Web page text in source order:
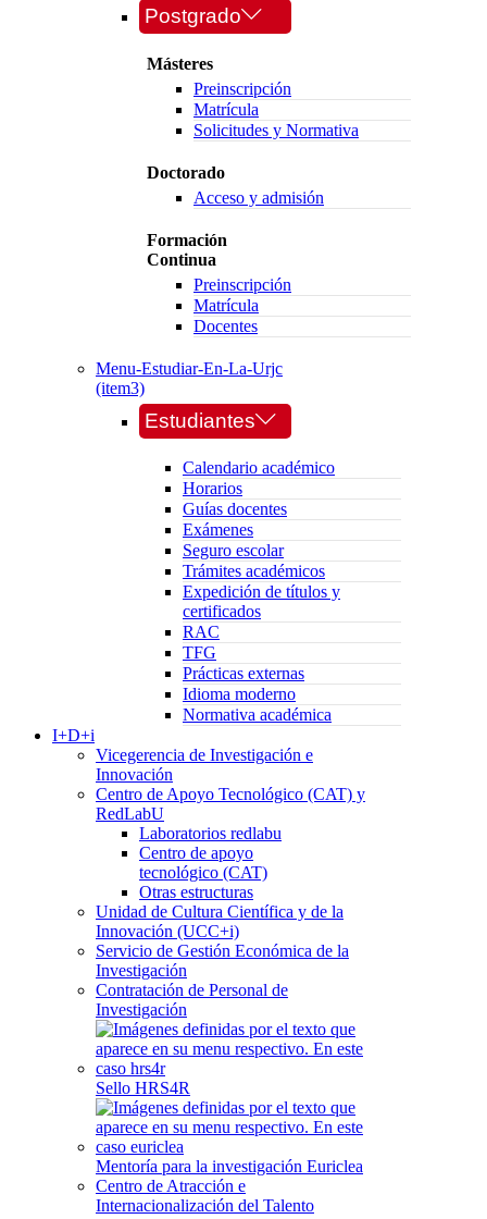
Postgrado
Másteres
Preinscripción
Matrícula
Solicitudes y Normativa
Doctorado
Acceso y admisión
Formación
Continua
Preinscripción
Matrícula
Docentes
Menu-Estudiar-En-La-Urjc
(item3)
Estudiantes
Calendario académico
Horarios
Guías docentes
Exámenes
Seguro escolar
Trámites académicos
Expedición de títulos y
certificados
RAC
TFG
Prácticas externas
Idioma moderno
Normativa académica
I+D+i
Vicegerencia de Investigación e
Innovación
Centro de Apoyo Tecnológico (CAT) y
RedLabU
Laboratorios redlabu
Centro de apoyo
tecnológico (CAT)
Otras estructuras
Unidad de Cultura Científica y de la
Innovación (UCC+i)
Servicio de Gestión Económica de la
Investigación
Contratación de Personal de
Investigación
Sello HRS4R
Mentoría para la investigación Euriclea
Centro de Atracción e
Internacionalización del Talento